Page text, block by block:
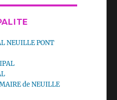
NEUILLE PONT
de NEUILLE